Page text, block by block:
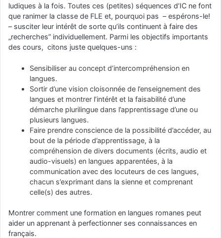
ludiques à la fois. Toutes ces (petites) séquences d’IC ne font
que ranimer la classe de FLE et, pourquoi pas – espérons-le!
– susciter leur intérêt de sorte qu’ils continuent à faire des
„recherches” individuellement. Parmi les objectifs importants
des cours, citons juste quelques-uns :
Sensibiliser au concept d’intercompréhension en
langues.
Sortir d’une vision cloisonnée de l’enseignement des
langues et montrer l’intérêt et la faisabilité d’une
démarche plurilingue dans l’apprentissage d’une ou
plusieurs langues.
Faire prendre conscience de la possibilité d’accéder, au
bout de la période d’apprentissage, à la
compréhension de divers documents (écrits, audio et
audio-visuels) en langues apparentées, à la
communication avec des locuteurs de ces langues,
chacun s’exprimant dans la sienne et comprenant
celle(s) des autres.
Montrer comment une formation en langues romanes peut
aider un apprenant à perfectionner ses connaissances en
français.